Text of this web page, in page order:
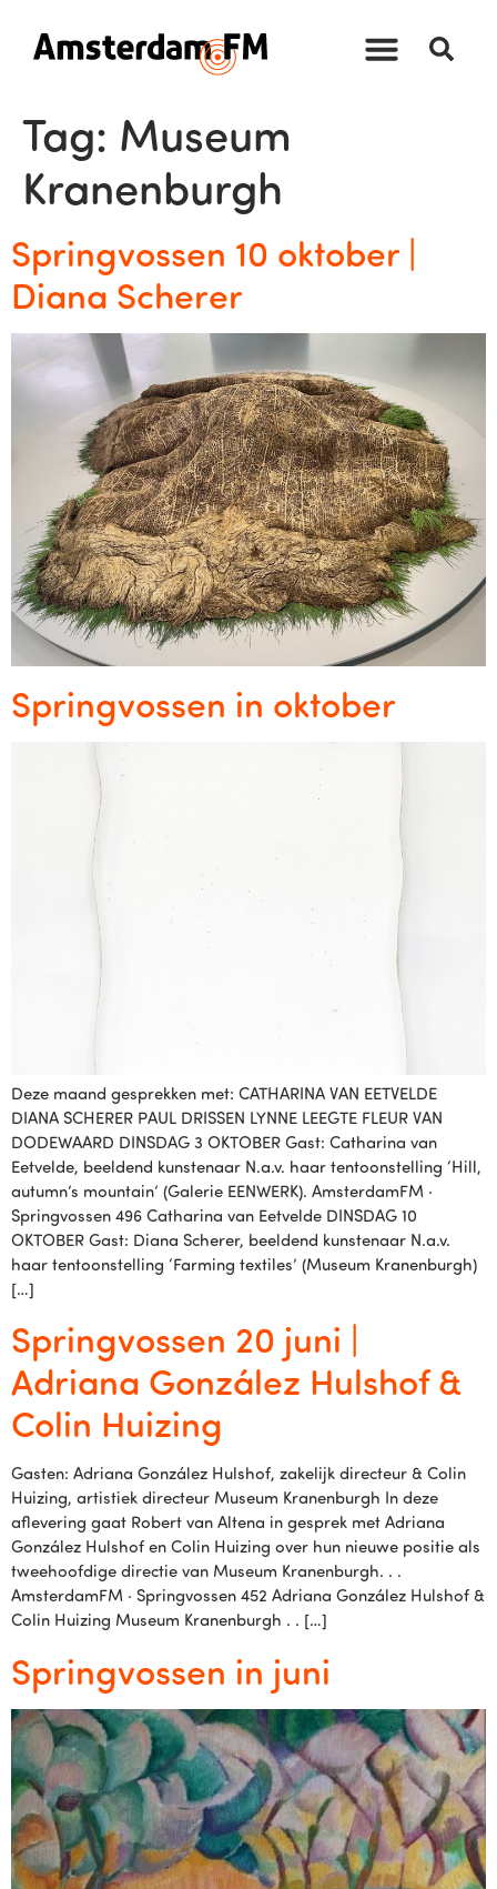
Tag: Museum
Kranenburgh
Springvossen 10 oktober |
Diana Scherer
Springvossen in oktober
Deze maand gesprekken met: CATHARINA VAN EETVELDE
DIANA SCHERER PAUL DRISSEN LYNNE LEEGTE FLEUR VAN
DODEWAARD DINSDAG 3 OKTOBER Gast: Catharina van
Eetvelde, beeldend kunstenaar N.a.v. haar tentoonstelling ‘Hill,
autumn’s mountain’ (Galerie EENWERK). AmsterdamFM ·
Springvossen 496 Catharina van Eetvelde DINSDAG 10
OKTOBER Gast: Diana Scherer, beeldend kunstenaar N.a.v.
haar tentoonstelling ‘Farming textiles’ (Museum Kranenburgh)
[…]
Springvossen 20 juni |
Adriana González Hulshof &
Colin Huizing
Gasten: Adriana González Hulshof, zakelijk directeur & Colin
Huizing, artistiek directeur Museum Kranenburgh In deze
aflevering gaat Robert van Altena in gesprek met Adriana
González Hulshof en Colin Huizing over hun nieuwe positie als
tweehoofdige directie van Museum Kranenburgh. . .
AmsterdamFM · Springvossen 452 Adriana González Hulshof &
Colin Huizing Museum Kranenburgh . . […]
Springvossen in juni